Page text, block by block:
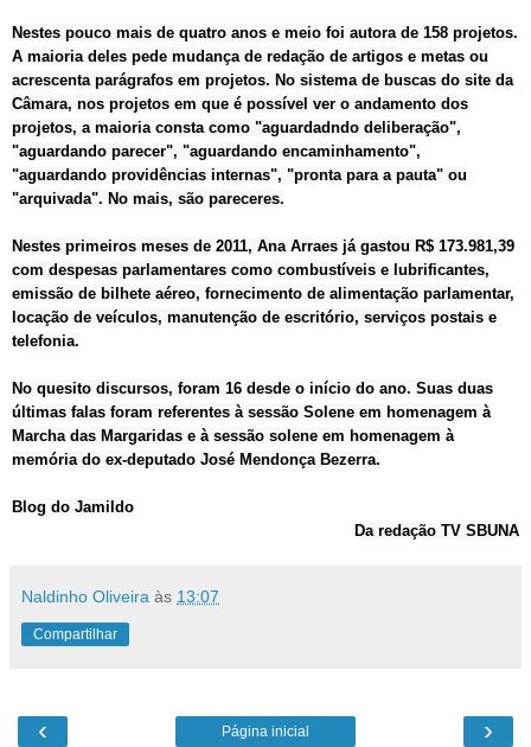
Nestes pouco mais de quatro anos e meio foi autora de 158 projetos.
A maioria deles pede mudança de redação de artigos e metas ou
acrescenta parágrafos em projetos. No sistema de buscas do site da
Câmara, nos projetos em que é possível ver o andamento dos
projetos, a maioria consta como "aguardadndo deliberação",
"aguardando parecer", "aguardando encaminhamento",
"aguardando providências internas", "pronta para a pauta" ou
"arquivada". No mais, são pareceres.
Nestes primeiros meses de 2011, Ana Arraes já gastou R$ 173.981,39
com despesas parlamentares como combustíveis e lubrificantes,
emissão de bilhete aéreo, fornecimento de alimentação parlamentar,
locação de veículos, manutenção de escritório, serviços postais e
telefonia.
No quesito discursos, foram 16 desde o início do ano. Suas duas
últimas falas foram referentes à sessão Solene em homenagem à
Marcha das Margaridas e à sessão solene em homenagem à
memória do ex-deputado José Mendonça Bezerra.
Blog do Jamildo
Da redação TV SBUNA
Naldinho Oliveira às 13:07
Compartilhar
‹ ›
Página inicial